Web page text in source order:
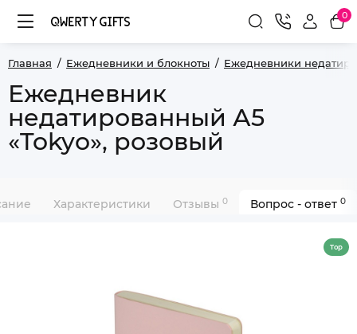
0
Главная Ежедневники и блокноты Ежедневники
Ежедневник
недатированный А5
«Tokyo», розовый
Характеристики Отзывы 0 Вопрос - ответ 0
Top